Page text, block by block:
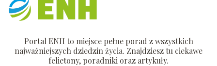
Portal ENH to miejsce pełne porad z wszystkich
najważniejszych dziedzin życia. Znajdziesz tu ciekawe
felietony, poradniki oraz artykuły.